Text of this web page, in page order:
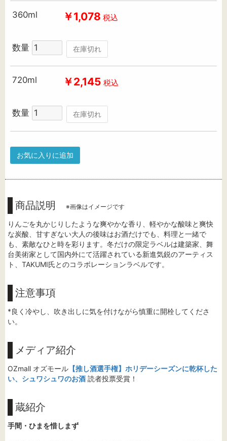
360ml ￥1,078 税込
数量 在庫切れ
720ml ￥2,145 税込
数量 在庫切れ
お気に入りに追加
商品説明 ※画像はイメージです
りんごを丸かじりしたような爽やかな香り、軽やかな酸味と爽快
な炭酸、甘すぎない大人の後味はお酒だけでも、料理と一緒で
も、素敵なひと時を彩ります。冬だけの限定ラベルは建築家、舞
台美術家として国内外にて活躍されている新進気鋭のアーティス
ト、TAKUMI氏とのコラボレーションラベルです。
注意事項
*良く冷やし、吹き出しに気を付けながら慎重に開栓してくださ
い。
メディア紹介
OZmall オズモール 【推し酒選手権】ホリデーシーズンに乾杯した
い、シュワシュワのお酒 読者投票受賞！
蔵紹介
手間・ひまを惜しまず